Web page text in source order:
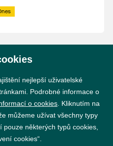
nejlepší uživatelské
Podrobné informace o
o cookies . Kliknutím na
můžeme užívat všechny typy
některých typů cookies,
cookies“.